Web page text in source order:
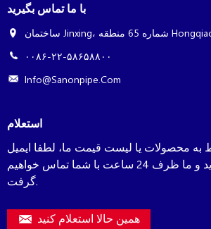
با ما تماس بگیرید
۰۰۸۶-۲۲-۵۸۶۵۸۸۰۰
Info@sanonpipe.com
استعلام
به محصولات یا لیست قیمت ما، لطفا ایمیل
خود را برای ما بگذارید و ما ظرف 24 ساعت با شما تماس خواهیم
گرفت.
همین حالا استعلام کنید